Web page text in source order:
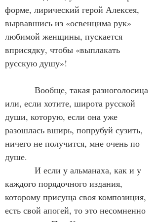
форме, лирический герой Алексея,
вырвавшись из «освенцима рук»
любимой женщины, пускается
вприсядку, чтобы «выплакать
русскую душу»!
или, если хотите, широта русской
души, которую, если она уже
разошлась вширь, попрубуй сузить,
ничего не получится, мне очень по
душе.
каждого порядочного издания,
которому присуща своя композиция,
есть свой апогей, то это несомненно